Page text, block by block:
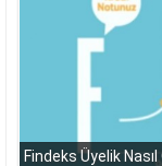
Findeks Üyelik Nasıl